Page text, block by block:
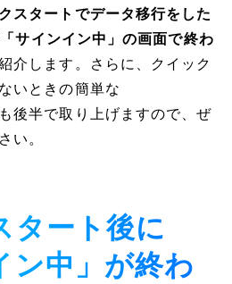
スタートでデータ移行をした
サインイン中」の画面で終わ
介します。さらに、クイック
いときの簡単な
も後半で取り上げますので、ぜ
い。
タート後に
ン中」が終わ